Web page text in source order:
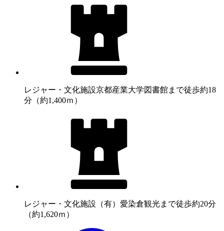
レジャー・文化施設京都産業大学図書館まで徒歩約18
分（約1,400ｍ）
レジャー・文化施設 （有）愛染倉観光まで徒歩約20分
（約1,620ｍ）